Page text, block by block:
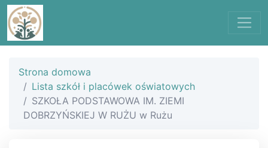
Strona domowa
Lista szkół i placówek oświatowych
SZKOŁA PODSTAWOWA IM. ZIEMI
DOBRZYŃSKIEJ W RUŻU w Rużu